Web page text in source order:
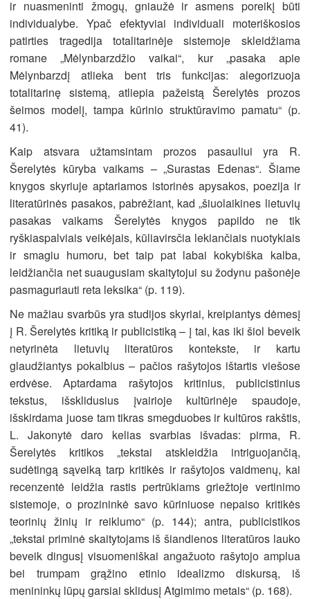
ir nuasmeninti žmogų, gniaužė ir asmens poreikį būti
individualybe. Ypač efektyviai individuali moteriškosios
patirties tragedija totalitarinėje sistemoje skleidžiama
romane „Mėlynbarzdžio vaikai“, kur „pasaka apie
Mėlynbarzdį atlieka bent tris funkcijas: alegorizuoja
totalitarinę sistemą, atliepia pažeistą Šerelytės prozos
šeimos modelį, tampa kūrinio struktūravimo pamatu“ (p.
41).
Kaip atsvara užtamsintam prozos pasauliui yra R.
Šerelytės kūryba vaikams – „Surastas Edenas“. Šiame
knygos skyriuje aptariamos istorinės apysakos, poezija ir
literatūrinės pasakos, pabrėžiant, kad „šiuolaikines lietuvių
pasakas vaikams Šerelytės knygos papildo ne tik
ryškiaspalviais veikėjais, kūliavirsčia lekiančiais nuotykiais
ir smagiu humoru, bet taip pat labai kokybiška kalba,
leidžiančia net suaugusiam skaitytojui su žodynu pašonėje
pasmaguriauti reta leksika“ (p. 119).
Ne mažiau svarbūs yra studijos skyriai, kreipiantys dėmesį
į R. Šerelytės kritiką ir publicistiką – į tai, kas iki šiol beveik
netyrinėta lietuvių literatūros kontekste, ir kartu
glaudžiantys pokalbius – pačios rašytojos ištartis viešose
erdvėse. Aptardama rašytojos kritinius, publicistinius
tekstus, išsklidusius įvairioje kultūrinėje spaudoje,
išskirdama juose tam tikras smegduobes ir kultūros rakštis,
L. Jakonytė daro kelias svarbias išvadas: pirma, R.
Šerelytės kritikos „tekstai atskleidžia intriguojančią,
sudėtingą sąveiką tarp kritikės ir rašytojos vaidmenų, kai
recenzentė leidžia rastis pertrūkiams griežtoje vertinimo
sistemoje, o prozininkė savo kūriniuose nepaiso kritikės
teorinių žinių ir reiklumo“ (p. 144); antra, publicistikos
„tekstai priminė skaitytojams iš šiandienos literatūros lauko
beveik dingusį visuomeniškai angažuoto rašytojo amplua
bei trumpam grąžino etinio idealizmo diskursą, iš
menininkų lūpų garsiai sklidusį Atgimimo metais“ (p. 168).